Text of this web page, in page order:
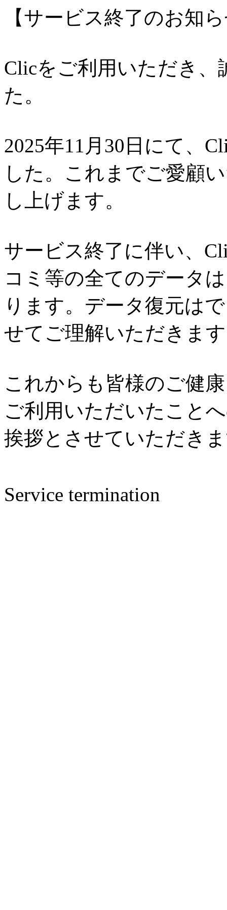
【サービス終了のお知
Clicをご利用いただき
た。
2025年11月30日にて、
した。これまでご愛顧
し上げます。
サービス終了に伴い、
コミ等の全てのデータ
ります。データ復元は
せてご理解いただきま
これからも皆様のご健
ご利用いただいたこと
挨拶とさせていただき
Service termination